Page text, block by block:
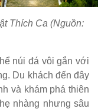
Thích Ca (Nguồn:
núi đá vôi gắn với
Du khách đến đây
và khám phá thiên
nhàng nhưng sâu